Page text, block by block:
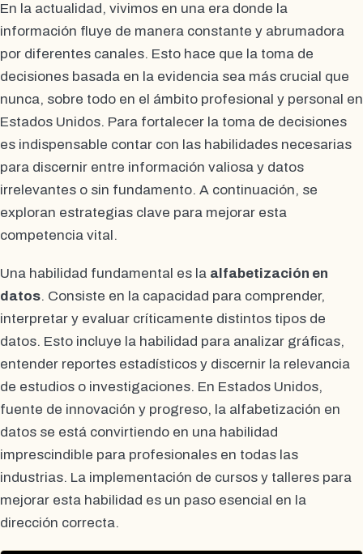
En la actualidad, vivimos en una era donde la
información fluye de manera constante y abrumadora
por diferentes canales. Esto hace que la toma de
decisiones basada en la evidencia sea más crucial que
nunca, sobre todo en el ámbito profesional y personal en
Estados Unidos. Para fortalecer la toma de decisiones
es indispensable contar con las habilidades necesarias
para discernir entre información valiosa y datos
irrelevantes o sin fundamento. A continuación, se
exploran estrategias clave para mejorar esta
competencia vital.
Una habilidad fundamental es la alfabetización en
datos. Consiste en la capacidad para comprender,
interpretar y evaluar críticamente distintos tipos de
datos. Esto incluye la habilidad para analizar gráficas,
entender reportes estadísticos y discernir la relevancia
de estudios o investigaciones. En Estados Unidos,
fuente de innovación y progreso, la alfabetización en
datos se está convirtiendo en una habilidad
imprescindible para profesionales en todas las
industrias. La implementación de cursos y talleres para
mejorar esta habilidad es un paso esencial en la
dirección correcta.